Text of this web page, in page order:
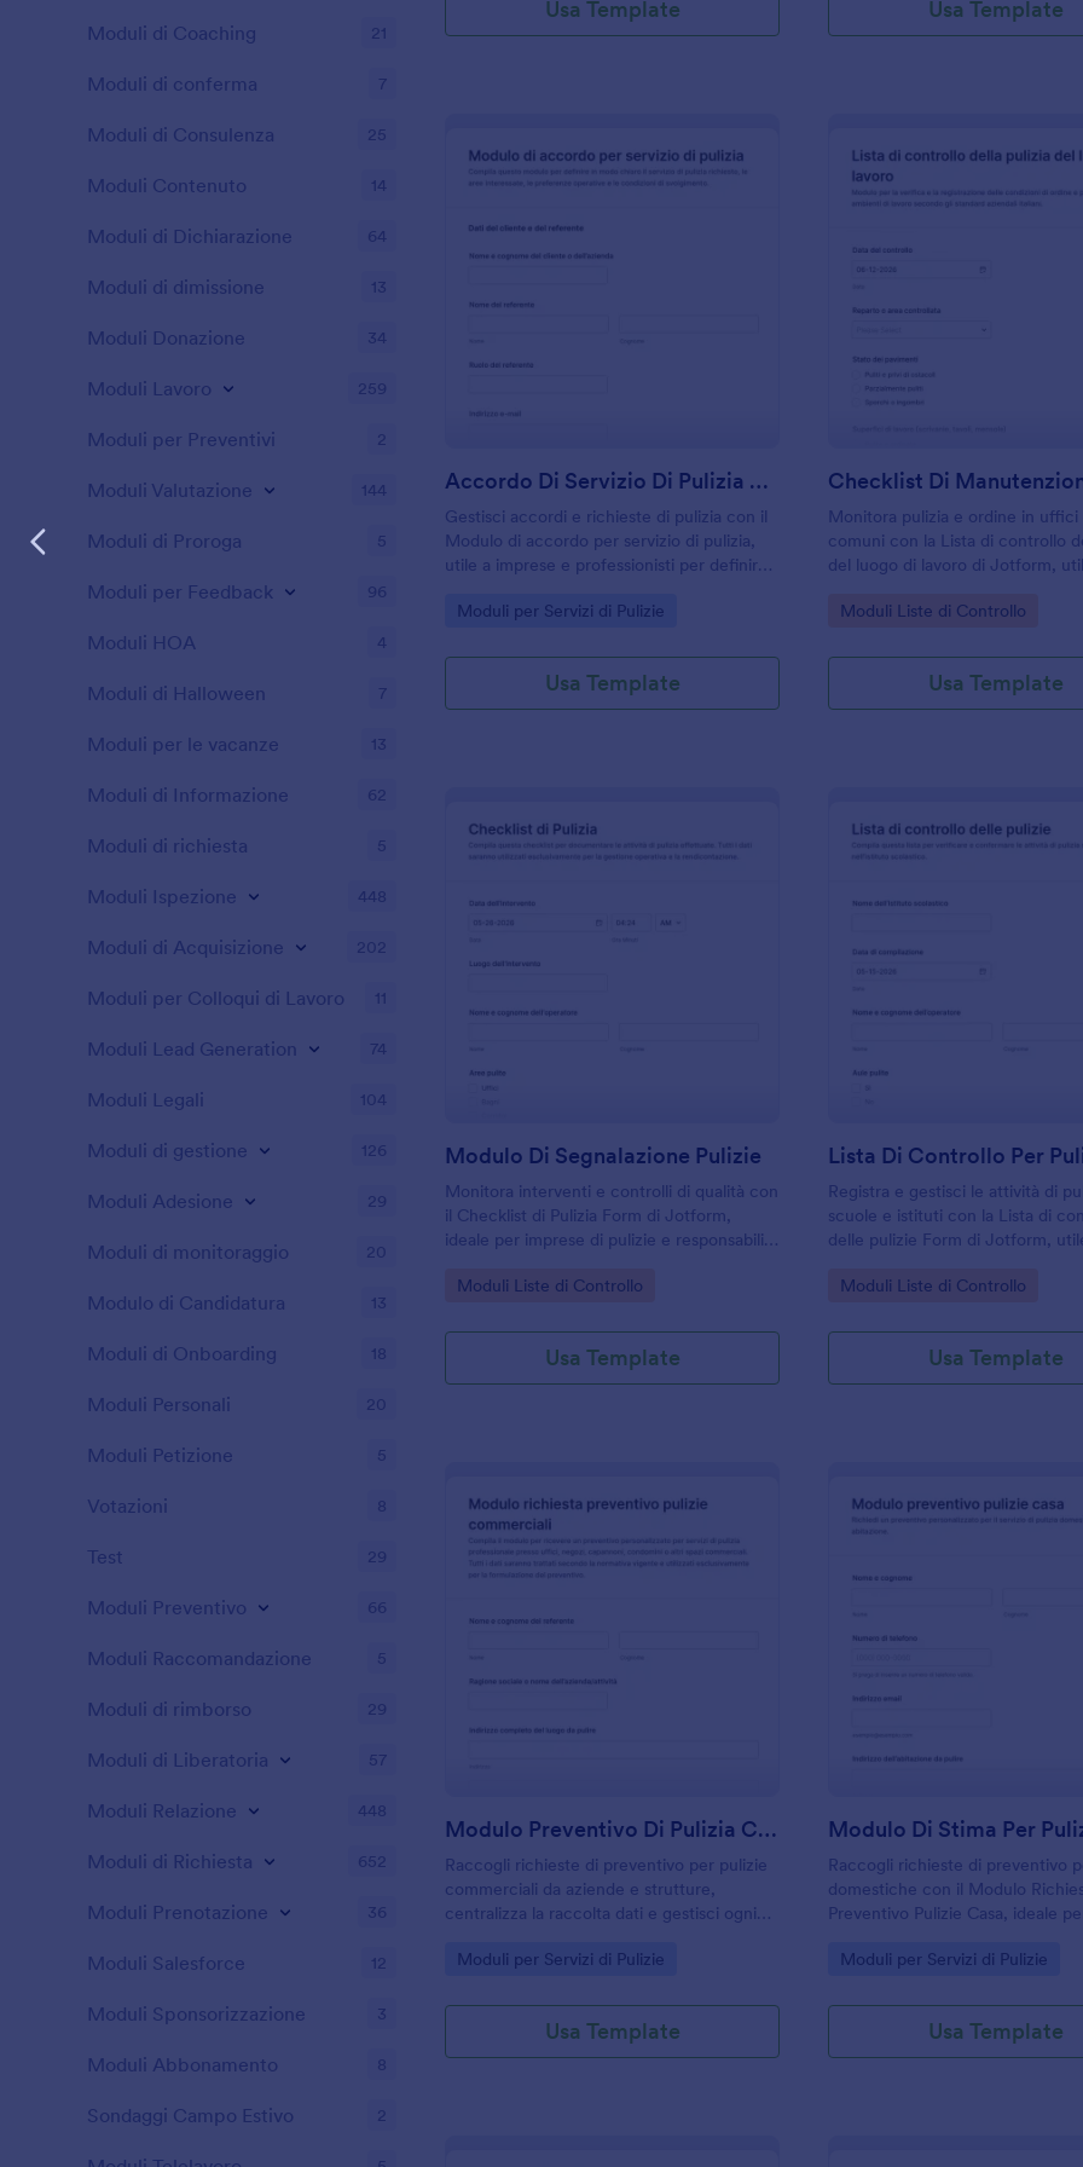
Usa Template Usa Template
: Accordo Di Servizio Di Pulizia Form
Accordo Di Servizio Di Pulizia Form
Gestisci accordi e richieste di pulizia con il
Modulo di accordo per servizio di pulizia,
utile a imprese e professionisti per definire
operative con raccolta dati online in
Go to Category:
Moduli per Servizi di Pulizie
Usa Template
Monitora pulizia e ordine in uffici
comuni con la Lista di controllo
del luogo di lavoro di Jotform,
vogliono registrare verifiche
Go to Category:
Moduli Liste di Controllo
Usa Template
Modulo Di Segnalazione Pulizie
Monitora interventi e controlli di qualità con
il Checklist di Pulizia Form di Jotform,
ideale per imprese di pulizie e responsabili
svolte e risultati in modo ordinato.
Go to Category:
Moduli Liste di Controllo
Usa Template
Registra e gestisci le attività di
scuole e istituti con la Lista di
delle pulizie Form di Jotform,
archiviare ogni risposta in modo
Go to Category:
Moduli Liste di Controllo
Usa Template
Modulo Preventivo Di Pulizia Commerciale
Raccogli richieste di preventivo per pulizie
commerciali da aziende e strutture,
centralizza la raccolta dati e gestisci ogni
più rapide e coerenti.
Go to Category:
Moduli per Servizi di Pulizie
Usa Template
Raccogli richieste di preventivo
domestiche con il Modulo
Preventivo Pulizie Casa, ideale
velocizzare la raccolta dati e la
Go to Category:
Moduli per Servizi di Pulizie
Usa Template
Moduli di Coaching 21
Moduli di conferma 7
Moduli di Consulenza 25
Moduli Contenuto 14
Moduli di Dichiarazione 64
Moduli di dimissione 13
Moduli Donazione 34
Moduli Lavoro 259
Moduli per Preventivi 2
Moduli Valutazione 144
Moduli di Proroga 5
Moduli per Feedback 96
Moduli HOA 4
Moduli di Halloween 7
Moduli per le vacanze 13
Moduli di Informazione 62
Moduli di richiesta 5
Moduli Ispezione 448
Moduli di Acquisizione 202
Moduli per Colloqui di Lavoro 11
Moduli Lead Generation 74
Moduli Legali 104
Moduli di gestione 126
Moduli Adesione 29
Moduli di monitoraggio 20
Modulo di Candidatura 13
Moduli di Onboarding 18
Moduli Personali 20
Moduli Petizione 5
Votazioni 8
Test 29
Moduli Preventivo 66
Moduli Raccomandazione 5
Moduli di rimborso 29
Moduli di Liberatoria 57
Moduli Relazione 448
Moduli di Richiesta 652
Moduli Prenotazione 36
Moduli Salesforce 12
Moduli Sponsorizzazione 3
Moduli Abbonamento 8
Sondaggi Campo Estivo 2